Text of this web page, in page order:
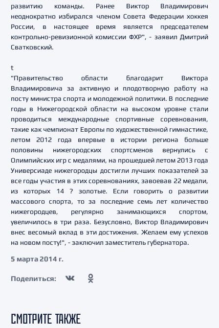
развитию команды. Ранее Виктор Владимирович
неоднократно избирался членом Совета Федерации хоккея
России, в настоящее время является председателем
контрольно-ревизионной комиссии ФХР", - заявил Дмитрий
Сватковский.
t
"Правительство области благодарит Виктора
Владимировича за активную и плодотворную работу на
посту министра спорта и молодежной политики. В последние
годы в Нижегородской области на высоком уровне стали
проводиться международные спортивные соревнования,
такие как чемпионат Европы по художественной гимнастике,
летом 2012 года впервые в истории региона больше
половины нижегородских спортсменов вернулись с
Олимпийских игр с медалями, на прошедшей летом 2013 года
Универсиаде нижегородцы достигли лучших показателей за
все годы участия в этих соревнованиях, завоевав 22 медали,
из которых 14 ? золотые. Если говорить о развитии
массового спорта, то за последние семь лет количество
нижегородцев, регулярно занимающихся спортом,
увеличилось в три раза. Безусловно, Виктор Владимирович
внес весомый вклад в эти достижения. Желаем ему успехов
на новом посту!", - заключил заместитель губернатора.
5 марта 2014 г.
Поделиться:
СМОТРИТЕ ТАКЖЕ